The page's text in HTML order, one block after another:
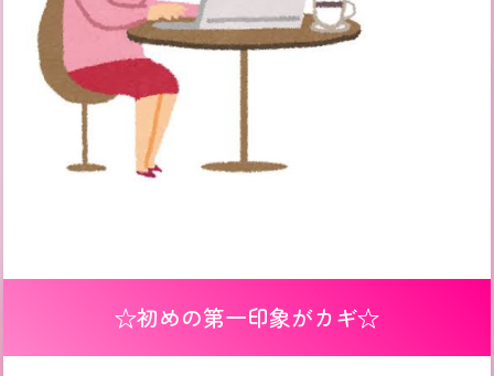
☆初めの第一印象がカギ☆